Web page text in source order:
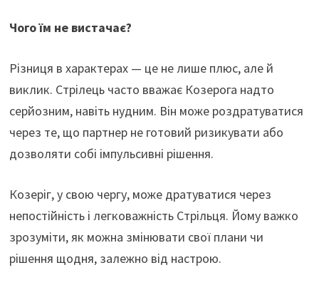
Чого їм не вистачає?
Різниця в характерах — це не лише плюс, але й
виклик. Стрілець часто вважає Козерога надто
серйозним, навіть нудним. Він може роздратуватися
через те, що партнер не готовий ризикувати або
дозволяти собі імпульсивні рішення.
Козеріг, у свою чергу, може дратуватися через
непостійність і легковажність Стрільця. Йому важко
зрозуміти, як можна змінювати свої плани чи
рішення щодня, залежно від настрою.